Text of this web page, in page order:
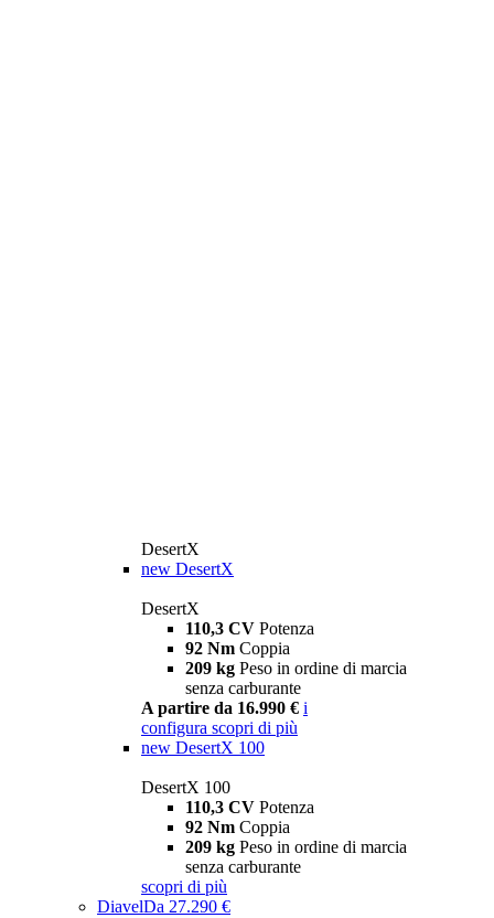
DesertX
new DesertX
DesertX
110,3 CV Potenza
92 Nm Coppia
209 kg Peso in ordine di marcia
senza carburante
A partire da 16.990 € i
configura scopri di più
new DesertX 100
DesertX 100
110,3 CV Potenza
92 Nm Coppia
209 kg Peso in ordine di marcia
senza carburante
scopri di più
DiavelDa 27.290 €